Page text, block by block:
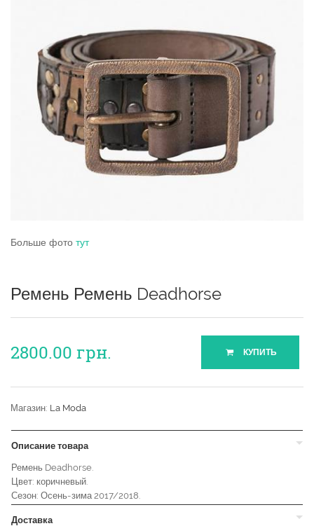
Больше фото тут
Ремень Ремень Deadhorse
2800.00 грн. КУПИТЬ
Магазин: La Moda
Описание товара
Ремень Deadhorse.
Цвет: коричневый.
Сезон: Осень-зима 2017/2018.
Доставка